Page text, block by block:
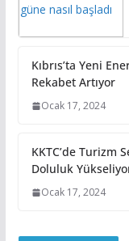
Kıbrıs’ta Yeni
Rekabet Artıyor
Ocak 17, 2024
KKTC’de Turizm
Doluluk
Ocak 17, 2024